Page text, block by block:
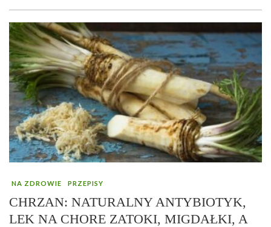
NA ZDROWIE PRZEPISY
CHRZAN: NATURALNY ANTYBIOTYK,
LEK NA CHORE ZATOKI, MIGDAŁKI, A